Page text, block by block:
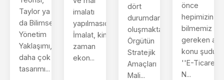
Taylor ya
da Bilimsel
Yönetim
Yaklaşımı,
daha çok iş
tasarımı...
imalatı
yapılmasıdır.
İmalat, kimi
zaman
ekon...
dört
durumdan
oluşmaktadır.
Örgütün
Stratejik
Amaçları
Mali...
önce
hepimizin
bilmemiz
gereken asıl
konu şudur;
''E-Ticaret
N...